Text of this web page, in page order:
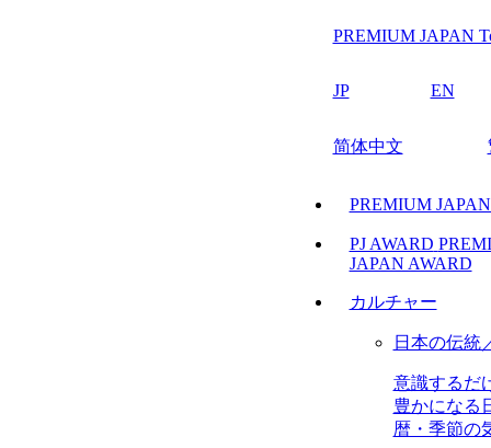
PREMIUM JAPAN
JP EN
简体中文
PREMIUM
PJ AWARD
JAPAN AWARD
カルチャー
日本の伝統
意識するだ
豊かになる
暦・季節の